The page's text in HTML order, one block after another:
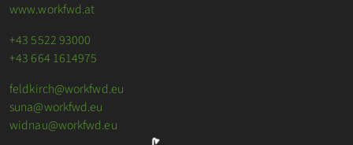
www.workfwd.at
+43 5522 93000
+43 664 1614975
feldkirch@workfwd.eu
suna@workfwd.eu
widnau@workfwd.eu